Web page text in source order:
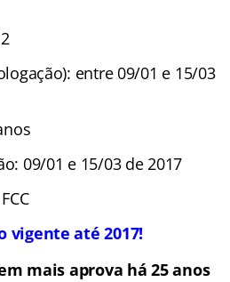
entre 09/01 e 15/03
09/01 e 15/03 de 2017
vigente até 2017!
mais aprova há 25 anos